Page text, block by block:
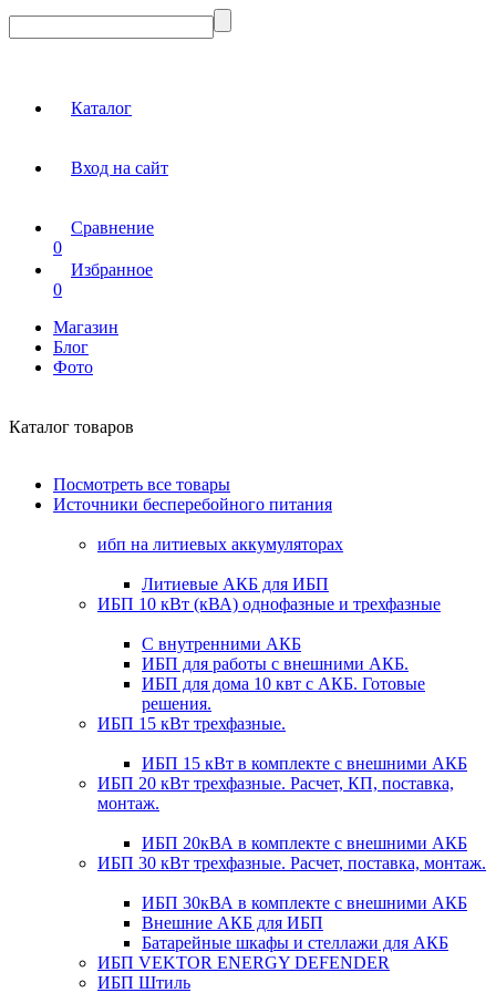
Каталог
Вход на сайт
Сравнение
0
Избранное
0
Магазин
Блог
Фото
Каталог товаров
Посмотреть все товары
Источники бесперебойного питания
ибп на литиевых аккумуляторах
Литиевые АКБ для ИБП
ИБП 10 кВт (кВА) однофазные и трехфазные
С внутренними АКБ
ИБП для работы с внешними АКБ.
ИБП для дома 10 квт с АКБ. Готовые
решения.
ИБП 15 кВт трехфазные.
ИБП 15 кВт в комплекте с внешними АКБ
ИБП 20 кВт трехфазные. Расчет, КП, поставка,
монтаж.
ИБП 20кВА в комплекте с внешними АКБ
ИБП 30 кВт трехфазные. Расчет, поставка, монтаж.
ИБП 30кВА в комплекте с внешними АКБ
Внешние АКБ для ИБП
Батарейные шкафы и стеллажи для АКБ
ИБП VEKTOR ENERGY DEFENDER
ИБП Штиль